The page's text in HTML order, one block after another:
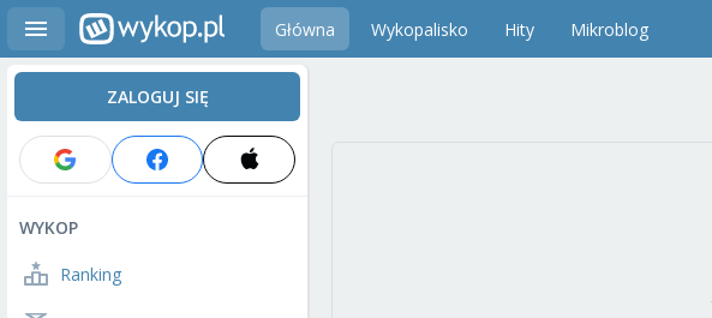
Główna Wykopalisko Hity Mikroblog
ZALOGUJ SIĘ
WYKOP
Ranking